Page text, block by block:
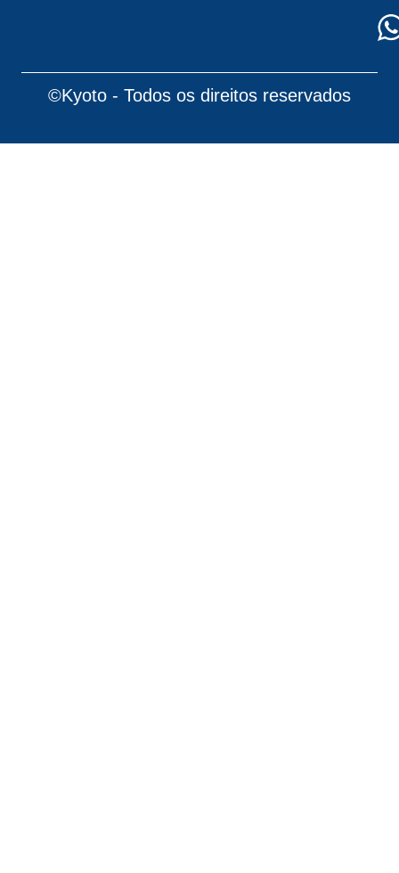
©Kyoto - Todos os direitos reservados